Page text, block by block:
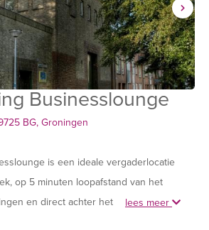
Businesslounge
BG, Groningen
is een ideale vergaderlocatie
op 5 minuten loopafstand van het
en direct achter het centraal
lees meer